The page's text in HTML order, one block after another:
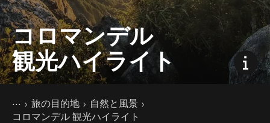
コロマンデル
観光ハイライト
現在のページ
ホーム
旅の目的地
自然と風景
コロマンデル 観光ハイライト